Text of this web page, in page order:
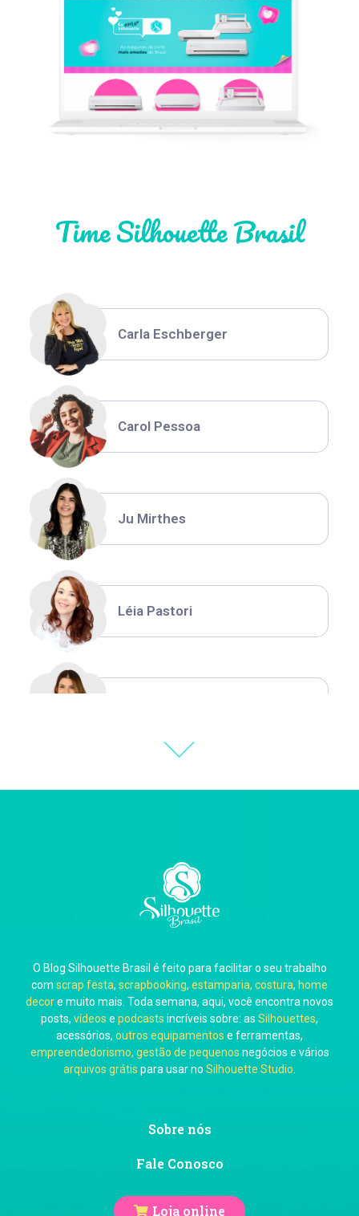
Time Silhouette Brasil
Léia Pastori
Thiara Ney
Carla Eschberger
Carol Pessoa
Ju Mirthes
Léia Pastori
Carla Eschberger
Carol Pessoa
Ju Mirthes
O Blog Silhouette Brasil é feito para facilitar o seu trabalho
com scrap festa, scrapbooking, estamparia, costura, home
decore muito mais. Toda semana, aqui, você encontra novos
posts, vídeos e podcasts incríveis sobre: as Silhouettes,
acessórios, outros equipamentos e ferramentas,
empreendedorismo, gestão de pequenos negócios e vários
arquivos grátis para usar no Silhouette Studio
Sobre nós
Fale Conosco
Loja online